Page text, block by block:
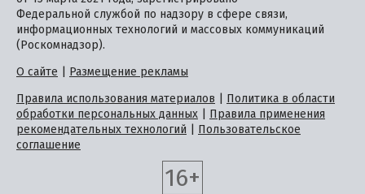
Федеральной службой по надзору в сфере связи,
информационных технологий и массовых коммуникаций
(Роскомнадзор).
О сайте
Размещение рекламы
Правила использования материалов
Политика в области
обработки персональных данных
Правила применения
рекомендательных технологий
Пользовательское
соглашение
16+